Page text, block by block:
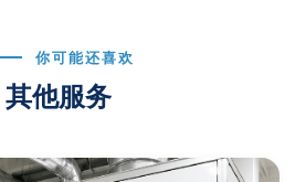
你可能还喜欢
其他服务